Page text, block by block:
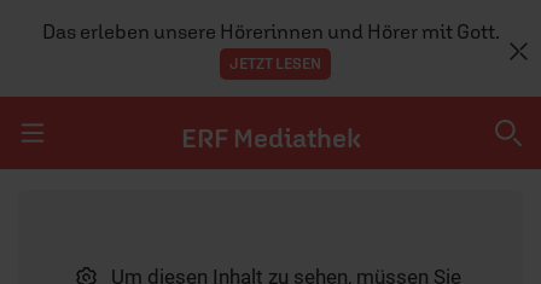
Das erleben unsere Hörerinnen und Hörer mit Gott.
JETZT LESEN
ERF Mediathek
Um diesen Inhalt zu sehen, müssen Sie